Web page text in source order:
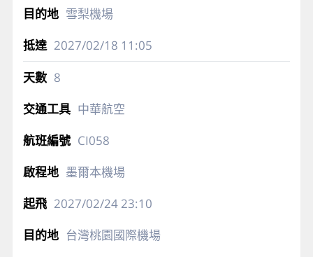
雪梨機場
2027/02/18 11:05
8
中華航空
CI058
墨爾本機場
2027/02/2423:10
台灣桃園國際機場